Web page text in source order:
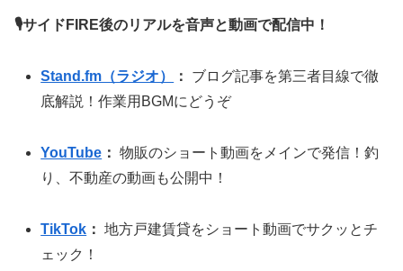
🎙サイドFIRE後のリアルを音声と動画で配信中！
Stand.fm（ラジオ） ：
ブログ記事を第三者目線で徹
底解説！作業用BGMにどうぞ
YouTube ： 物販のショート動画をメインで発信！釣
り、不動産の動画も公開中！
TikTok ： 地方戸建賃貸をショート動画でサクッとチ
ェック！